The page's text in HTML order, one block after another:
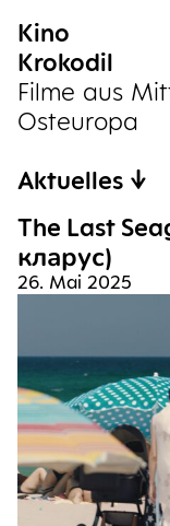
Kino
Krokodil
Filme aus
Osteuropa
Aktuelles
The Last
кларус)
26. Mai 2025